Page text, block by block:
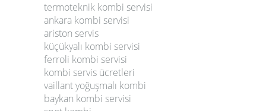
termoteknik kombi servisi
ankara kombi servisi
ariston servis
küçükyalı kombi servisi
ferroli kombi servisi
kombi servis ücretleri
vaillant yoğuşmalı kombi
baykan kombi servisi